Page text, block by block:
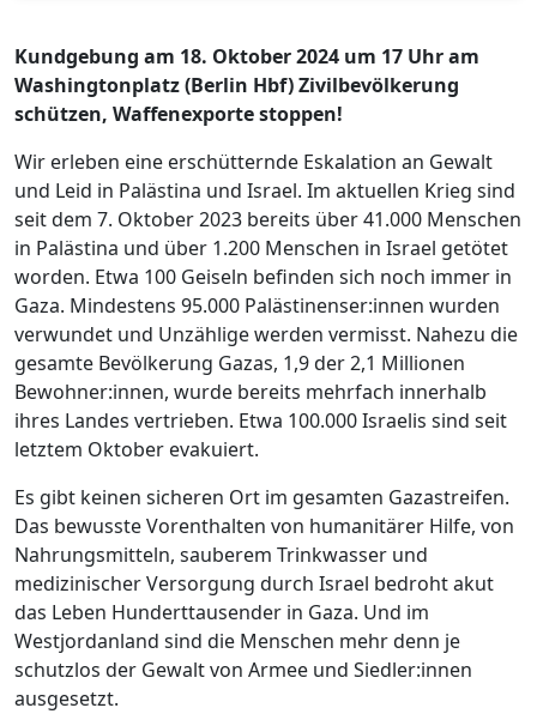
Kundgebung am 18. Oktober 2024 um 17 Uhr am
Washingtonplatz (Berlin Hbf) Zivilbevölkerung
schützen, Waffenexporte stoppen!
Wir erleben eine erschütternde Eskalation an Gewalt
und Leid in Palästina und Israel. Im aktuellen Krieg sind
seit dem 7. Oktober 2023 bereits über 41.000 Menschen
in Palästina und über 1.200 Menschen in Israel getötet
worden. Etwa 100 Geiseln befinden sich noch immer in
Gaza. Mindestens 95.000 Palästinenser:innen wurden
verwundet und Unzählige werden vermisst. Nahezu die
gesamte Bevölkerung Gazas, 1,9 der 2,1 Millionen
Bewohner:innen, wurde bereits mehrfach innerhalb
ihres Landes vertrieben. Etwa 100.000 Israelis sind seit
letztem Oktober evakuiert.
Es gibt keinen sicheren Ort im gesamten Gazastreifen.
Das bewusste Vorenthalten von humanitärer Hilfe, von
Nahrungsmitteln, sauberem Trinkwasser und
medizinischer Versorgung durch Israel bedroht akut
das Leben Hunderttausender in Gaza. Und im
Westjordanland sind die Menschen mehr denn je
schutzlos der Gewalt von Armee und Siedler:innen
ausgesetzt.